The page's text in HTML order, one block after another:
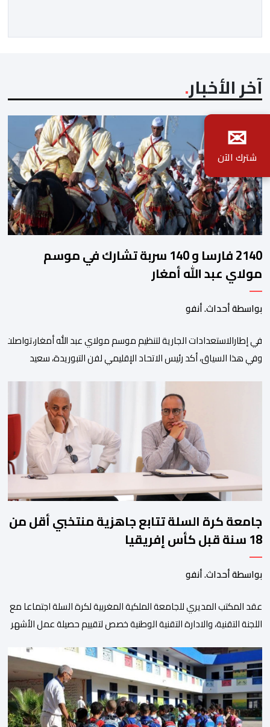
آخر الأخبار
2140 فارسا و 140 سربة تشارك في موسم
مولاي عبد الله أمغار
بواسطة أحداث. أنفو
في إطارالاستعدادات الجارية لتنظيم موسم مولاي عبد الله
وفي هذا السياق، أكد رئيس الاتحاد الإقليمي لفن التبوريدة، سعيد
ولم تخل هذه الدورة من مؤشرات إيجابية على مستوى تنوعالمشاركة،
وتبرز هذه الأرقام الحجم الكبير الذي باتت تعرفه تظاهرةالتبوريدة
ومن المرتقب أن تعرف فعاليات الموسم إقبالا جماهيريا
واسعا،في ظل الشغف الكبير الذي يحظى به فن التبوريدة، باعتبارهأحد
جامعة كرة السلة تتابع جاهزية منتخبي أقل من
18 سنة قبل كأس إفريقيا
بواسطة أحداث. أنفو
عقد المكتب المديري للجامعة الملكية المغربية لكرة السلة اجتماعا مع
اللجنة التقنية، والادارة التقنية الوطنية خصص لتقييم حصيلة عمل الأشهر
المنتخبات الوطنية خلال الفترة الأخيرة. وشهد الاجتماع تقديم عرض
مفصل حول مشاركة المنتخبين الوطنيين لأقل من 18 سنة، إناثا وذكورا،
من طرف اللجنة التقنية التي واكبت كل […]
✉
شترك الآن